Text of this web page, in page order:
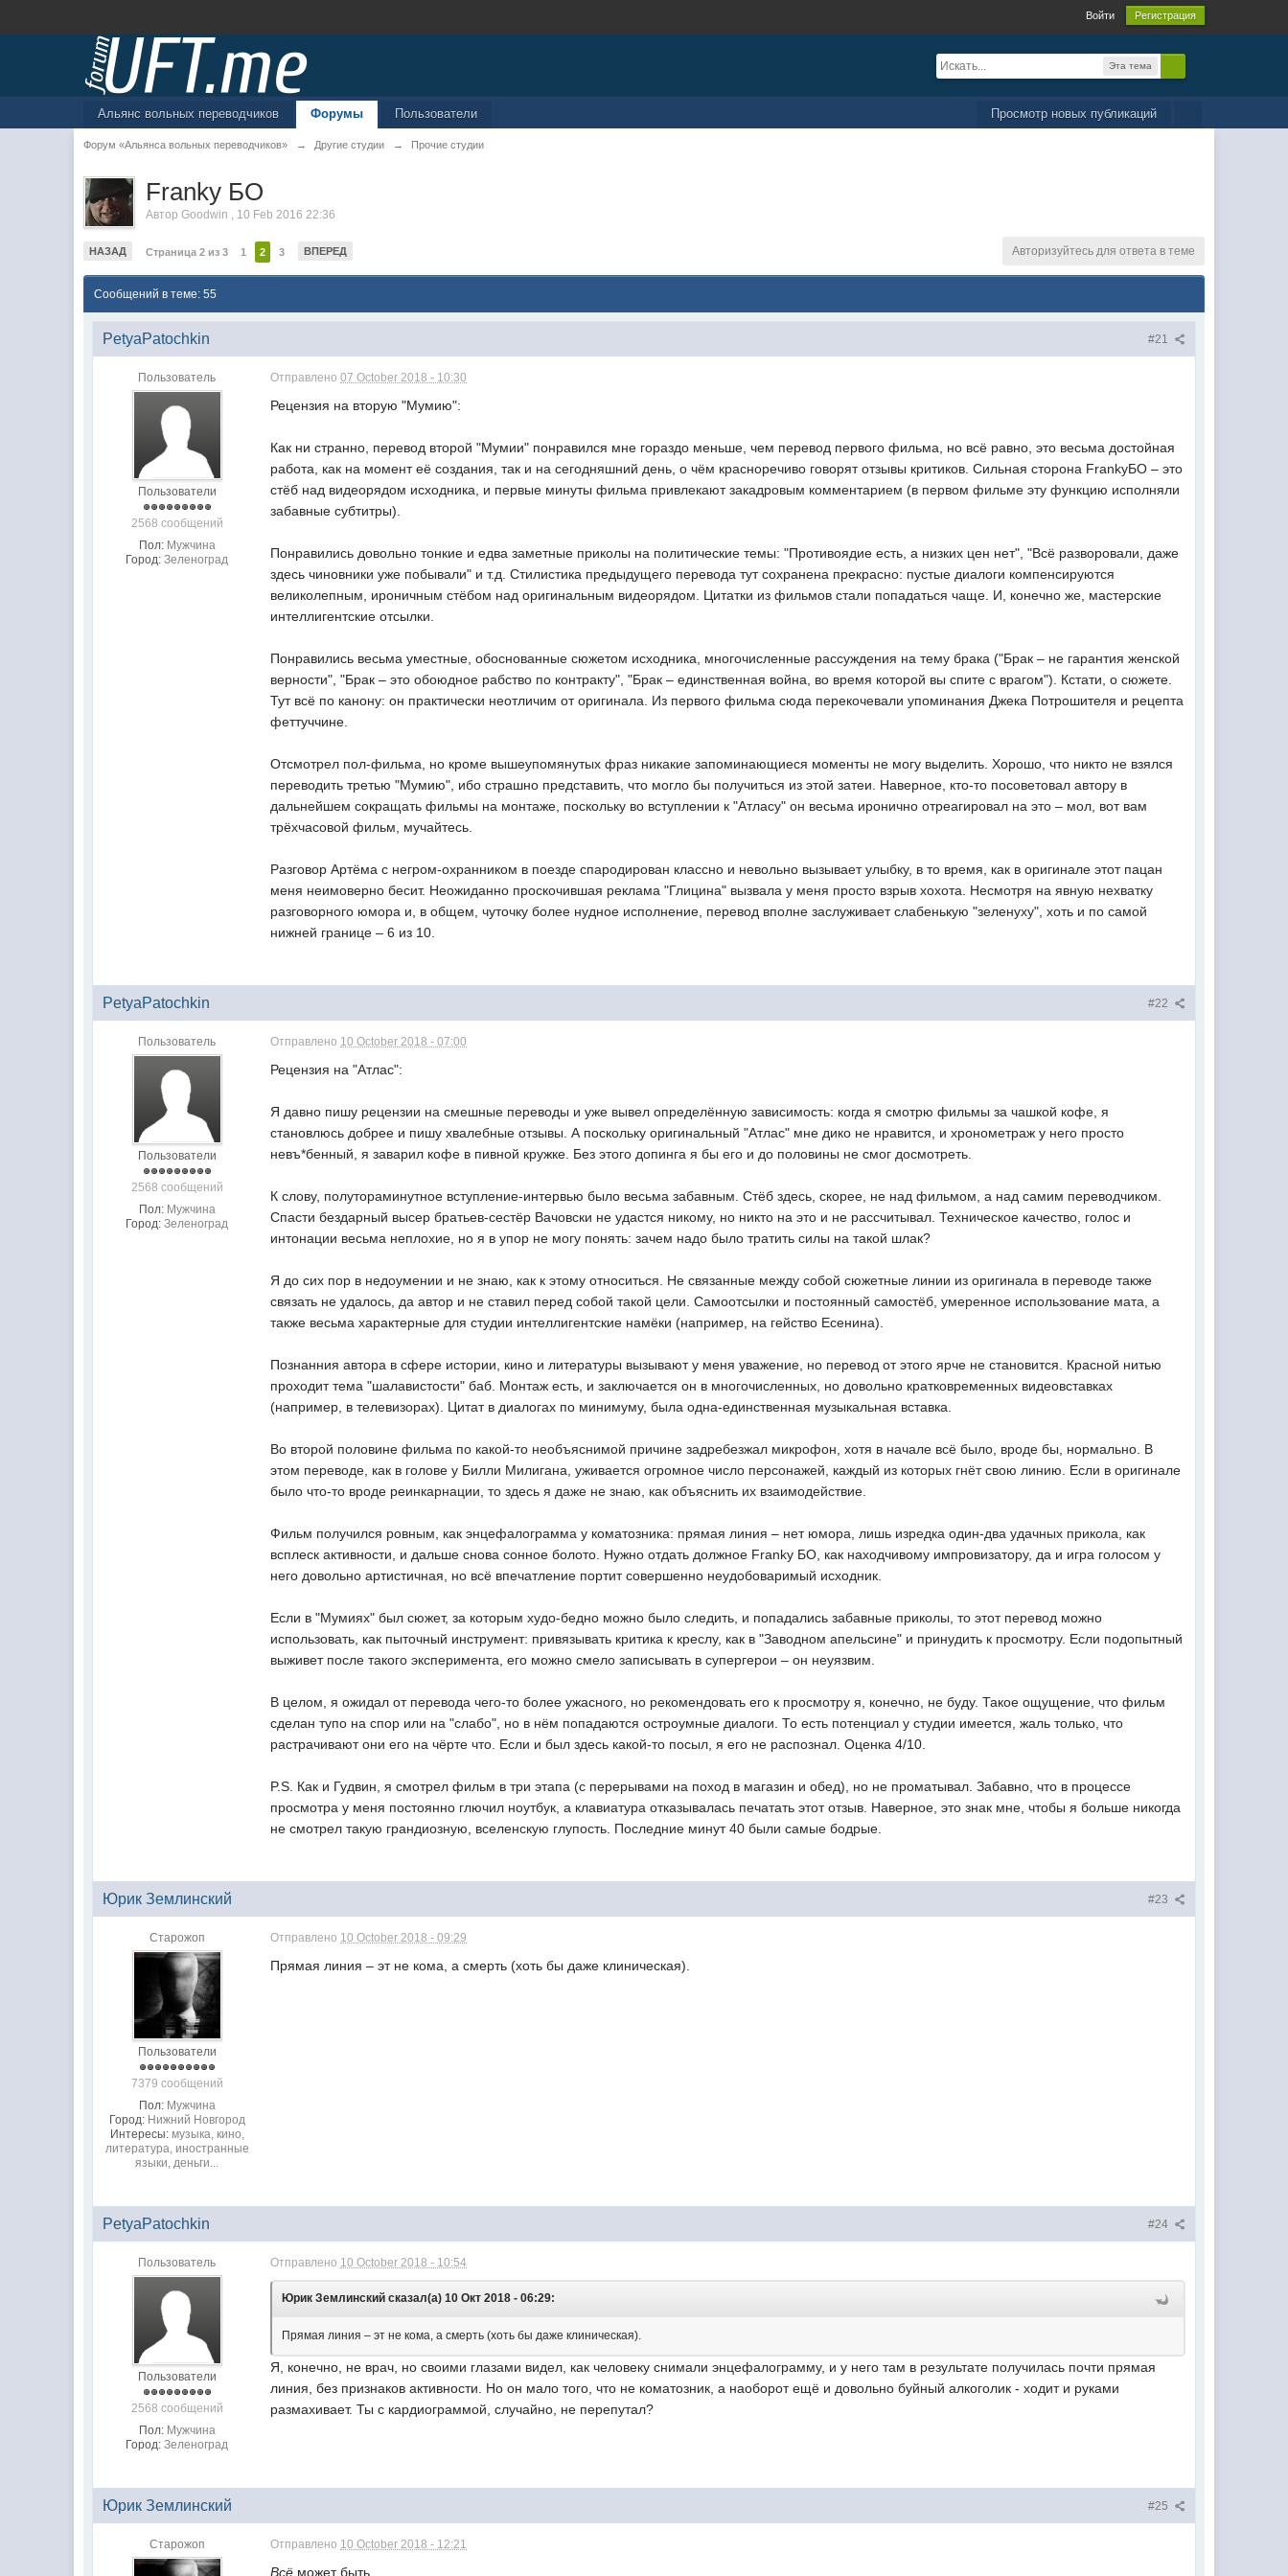
Войти Регистрация
Эта тема
Просмотр новых публикаций
Альянс вольных переводчиков Форумы Пользователи
Форум «Альянса вольных переводчиков» → Другие студии → Прочие студии
Franky БО
АвторGoodwin , 10 Feb 2016 22:36
НАЗАД Страница 2 из 3 1 2 3 ВПЕРЕД Авторизуйтесь для ответа в теме
Сообщений в теме: 55
#21
PetyaPatochkin
Пользователь
Пользователи
2568 сообщений
Пол: Мужчина
Город: Зеленоград
Отправлено07 October 2018 - 10:30
Рецензия на вторую "Мумию":
Как ни странно, перевод второй "Мумии" понравился мне гораздо меньше, чем перевод первого фильма, но всё равно, это весьма достойная
работа, как на момент её создания, так и на сегодняшний день, о чём красноречиво говорят отзывы критиков. Сильная сторона FrankyБО – это
стёб над видеорядом исходника, и первые минуты фильма привлекают закадровым комментарием (в первом фильме эту функцию исполняли
забавные субтитры).
Понравились довольно тонкие и едва заметные приколы на политические темы: "Противоядие есть, а низких цен нет", "Всё разворовали, даже
здесь чиновники уже побывали" и т.д. Стилистика предыдущего перевода тут сохранена прекрасно: пустые диалоги компенсируются
великолепным, ироничным стёбом над оригинальным видеорядом. Цитатки из фильмов стали попадаться чаще. И, конечно же, мастерские
интеллигентские отсылки.
Понравились весьма уместные, обоснованные сюжетом исходника, многочисленные рассуждения на тему брака ("Брак – не гарантия женской
верности", "Брак – это обоюдное рабство по контракту", "Брак – единственная война, во время которой вы спите с врагом"). Кстати, о сюжете.
Тут всё по канону: он практически неотличим от оригинала. Из первого фильма сюда перекочевали упоминания Джека Потрошителя и рецепта
феттуччине.
Отсмотрел пол-фильма, но кроме вышеупомянутых фраз никакие запоминающиеся моменты не могу выделить. Хорошо, что никто не взялся
переводить третью "Мумию", ибо страшно представить, что могло бы получиться из этой затеи. Наверное, кто-то посоветовал автору в
дальнейшем сокращать фильмы на монтаже, поскольку во вступлении к "Атласу" он весьма иронично отреагировал на это – мол, вот вам
трёхчасовой фильм, мучайтесь.
Разговор Артёма с негром-охранником в поезде спародирован классно и невольно вызывает улыбку, в то время, как в оригинале этот пацан
меня неимоверно бесит. Неожиданно проскочившая реклама "Глицина" вызвала у меня просто взрыв хохота. Несмотря на явную нехватку
разговорного юмора и, в общем, чуточку более нудное исполнение, перевод вполне заслуживает слабенькую "зеленуху", хоть и по самой
нижней границе – 6 из 10.
#22
PetyaPatochkin
Пользователь
Пользователи
2568 сообщений
Пол: Мужчина
Город: Зеленоград
Отправлено 10 October 2018 - 07:00
Рецензия на "Атлас":
Я давно пишу рецензии на смешные переводы и уже вывел определённую зависимость: когда я смотрю фильмы за чашкой кофе, я
становлюсь добрее и пишу хвалебные отзывы. А поскольку оригинальный "Атлас" мне дико не нравится, и хронометраж у него просто
невъ*бенный, я заварил кофе в пивной кружке. Без этого допинга я бы его и до половины не смог досмотреть.
К слову, полутораминутное вступление-интервью было весьма забавным. Стёб здесь, скорее, не над фильмом, а над самим переводчиком.
Спасти бездарный высер братьев-сестёр Вачовски не удастся никому, но никто на это и не рассчитывал. Техническое качество, голос и
интонации весьма неплохие, но я в упор не могу понять: зачем надо было тратить силы на такой шлак?
Я до сих пор в недоумении и не знаю, как к этому относиться. Не связанные между собой сюжетные линии из оригинала в переводе также
связать не удалось, да автор и не ставил перед собой такой цели. Самоотсылки и постоянный самостёб, умеренное использование мата, а
также весьма характерные для студии интеллигентские намёки (например, на гейство Есенина).
Познанния автора в сфере истории, кино и литературы вызывают у меня уважение, но перевод от этого ярче не становится. Красной нитью
проходит тема "шалавистости" баб. Монтаж есть, и заключается он в многочисленных, но довольно кратковременных видеовставках
(например, в телевизорах). Цитат в диалогах по минимуму, была одна-единственная музыкальная вставка.
Во второй половине фильма по какой-то необъяснимой причине задребезжал микрофон, хотя в начале всё было, вроде бы, нормально. В
этом переводе, как в голове у Билли Милигана, уживается огромное число персонажей, каждый из которых гнёт свою линию. Если в оригинале
было что-то вроде реинкарнации, то здесь я даже не знаю, как объяснить их взаимодействие.
Фильм получился ровным, как энцефалограмма у коматозника: прямая линия – нет юмора, лишь изредка один-два удачных прикола, как
всплеск активности, и дальше снова сонное болото. Нужно отдать должное Franky БО, как находчивому импровизатору, да и игра голосом у
него довольно артистичная, но всё впечатление портит совершенно неудобоваримый исходник.
Если в "Мумиях" был сюжет, за которым худо-бедно можно было следить, и попадались забавные приколы, то этот перевод можно
использовать, как пыточный инструмент: привязывать критика к креслу, как в "Заводном апельсине" и принудить к просмотру. Если подопытный
выживет после такого эксперимента, его можно смело записывать в супергерои – он неуязвим.
В целом, я ожидал от перевода чего-то более ужасного, но рекомендовать его к просмотру я, конечно, не буду. Такое ощущение, что фильм
сделан тупо на спор или на "слабо", но в нём попадаются остроумные диалоги. То есть потенциал у студии имеется, жаль только, что
растрачивают они его на чёрте что. Если и был здесь какой-то посыл, я его не распознал. Оценка 4/10.
P.S. Как и Гудвин, я смотрел фильм в три этапа (с перерывами на поход в магазин и обед), но не проматывал. Забавно, что в процессе
просмотра у меня постоянно глючил ноутбук, а клавиатура отказывалась печатать этот отзыв. Наверное, это знак мне, чтобы я больше никогда
не смотрел такую грандиозную, вселенскую глупость. Последние минут 40 были самые бодрые.
#23
Юрик Землинский
Старожоп
Пользователи
7379 сообщений
Пол: Мужчина
Город: Нижний Новгород
Интересы: музыка, кино,
литература, иностранные
языки, деньги...
Отправлено 10 October 2018 - 09:29
Прямая линия – эт не кома, а смерть (хоть бы даже клиническая).
#24
PetyaPatochkin
Пользователь
Пользователи
2568 сообщений
Пол: Мужчина
Город: Зеленоград
Отправлено 10 October 2018 - 10:54
Юрик Землинский сказал(а) 10 Окт 2018 - 06:29:
Прямая линия – эт не кома, а смерть (хоть бы даже клиническая).
Я, конечно, не врач, но своими глазами видел, как человеку снимали энцефалограмму, и у него там в результате получилась почти прямая
линия, без признаков активности. Но он мало того, что не коматозник, а наоборот ещё и довольно буйный алкоголик - ходит и руками
размахивает. Ты с кардиограммой, случайно, не перепутал?
#25
Юрик Землинский
Старожоп Отправлено 10 October 2018 - 12:21
Всё может быть...